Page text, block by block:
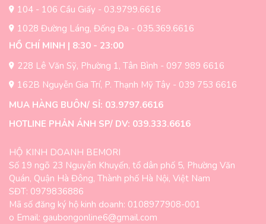
trang
sản
phẩm
104 - 106 Cầu Giấy - 03.9799.6616
1028 Đường Láng, Đống Đa - 035.369.6616
HỒ CHÍ MINH | 8:30 - 23:00
228 Lê Văn Sỹ, Phường 1, Tân Bình - 097 989 6616
162B Nguyễn Gia Trí, P. Thạnh Mỹ Tây - 039 753 6616
MUA HÀNG BUÔN/ SỈ: 03.9797.6616
HOTLINE PHẢN ÁNH SP/ DV: 039.333.6616
HỘ KINH DOANH BEMORI
Số 19 ngõ 23 Nguyễn Khuyến, tổ dân phố 5, Phường Văn
Quán, Quận Hà Đông, Thành phố Hà Nội, Việt Nam
SĐT: 0979836886
Mã số đăng ký hộ kinh doanh: 0108977908-001
o Email: gaubongonline6@gmail.com